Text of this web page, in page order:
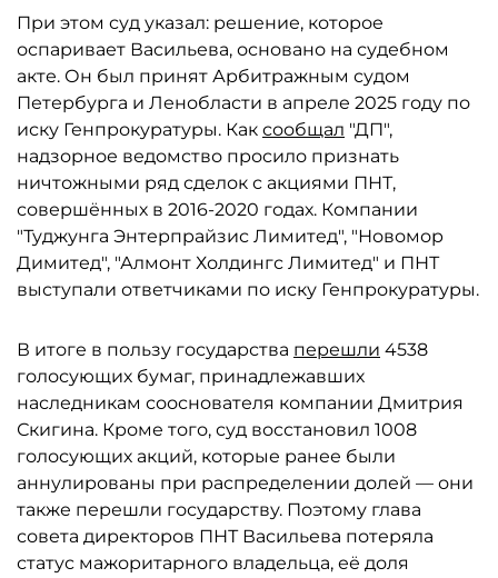
При этом суд указал: решение, которое
оспаривает Васильева, основано на судебном
акте. Он был принят Арбитражным судом
Петербурга и Ленобласти в апреле 2025 году по
иску Генпрокуратуры. Как сообщал "ДП",
надзорное ведомство просило признать
ничтожными ряд сделок с акциями ПНТ,
совершённых в 2016-2020 годах. Компании
"Туджунга Энтерпрайзис Лимитед", "Новомор
Димитед", "Алмонт Холдингс Лимитед" и ПНТ
выступали ответчиками по иску Генпрокуратуры.
В итоге в пользу государства перешли 4538
голосующих бумаг, принадлежавших
наследникам сооснователя компании Дмитрия
Скигина. Кроме того, суд восстановил 1008
голосующих акций, которые ранее были
аннулированы при распределении долей — они
также перешли государству. Поэтому глава
совета директоров ПНТ Васильева потеряла
статус мажоритарного владельца, её доля